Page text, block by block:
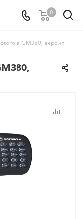
0
GM380, версия